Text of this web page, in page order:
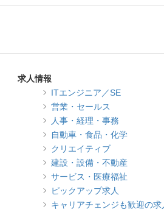
求人情報
ITエンジニア／SE
営業・セールス
人事・経理・事務
自動車・食品・化学
クリエイティブ
建設・設備・不動産
サービス・医療福祉
ピックアップ求人
キャリアチェンジも歓迎の求